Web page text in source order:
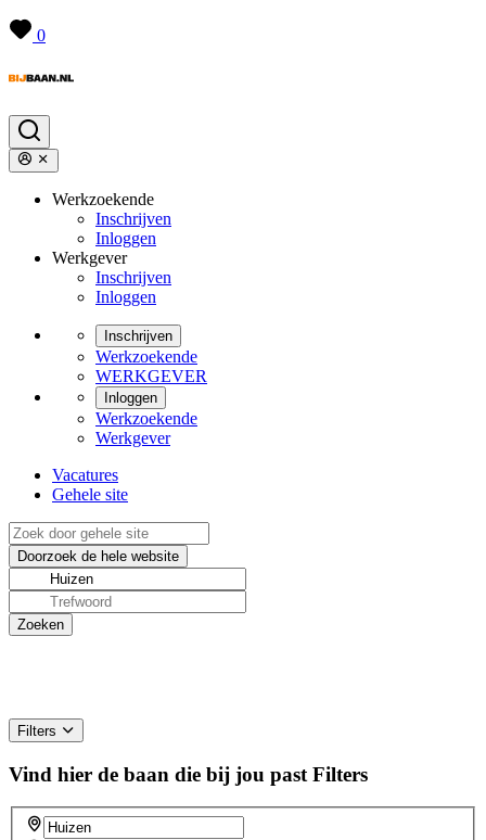
0
Werkzoekende
Inschrijven
Inloggen
Werkgever
Inschrijven
Inloggen
Inschrijven
Werkzoekende
WERKGEVER
Inloggen
Werkzoekende
Werkgever
Vacatures
Gehele site
Filters
Vind hier de baan die bij jou past Filters